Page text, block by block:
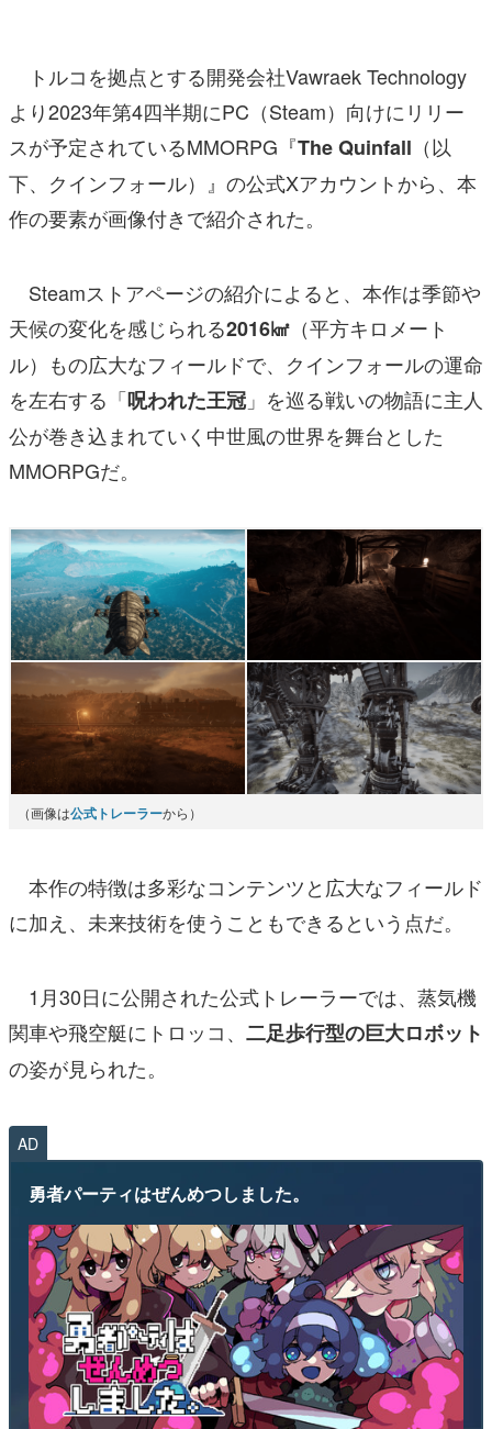
アプリレビュー
その他
電ファミニコゲーマーとは？
運営：株式会社マレ
トルコを拠点とする開発会社Vawraek Technology
より2023年第4四半期にPC（Steam）向けにリリー
スが予定されているMMORPG『The Quinfall （以
下、クインフォール）』の公式Xアカウントから、本
作の要素が画像付きで紹介された。
Steamストアページの紹介によると、本作は季節や
天候の変化を感じられる2016㎢ （平方キロメート
ル）もの広大なフィールドで、クインフォールの運命
を左右する「呪われた王冠」を巡る戦いの物語に主人
公が巻き込まれていく中世風の世界を舞台とした
MMORPGだ。
（画像は公式トレーラーから）
本作の特徴は多彩なコンテンツと広大なフィールド
に加え、未来技術を使うこともできるという点だ。
1月30日に公開された公式トレーラーでは、蒸気機
関車や飛空艇にトロッコ、 二足歩行型の巨大ロボット
の姿が見られた。
AD
勇者パーティはぜんめつしました。